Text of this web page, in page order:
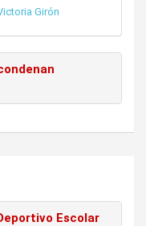
Girón
Escolar